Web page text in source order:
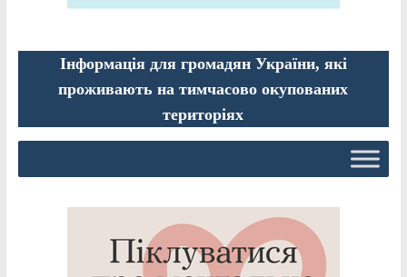
Інформація для громадян України, які
проживають на тимчасово окупованих
територіях